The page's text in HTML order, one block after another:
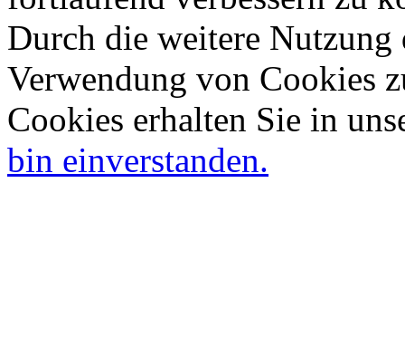
Durch die weitere Nutzung
Verwendung von Cookies
Cookies erhalten Sie in
bin einverstanden.